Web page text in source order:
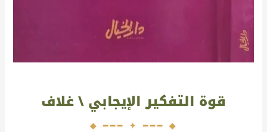
قوة التفكير الإيجابي \ غلاف